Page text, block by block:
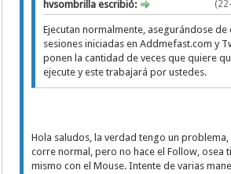
hvsombrilla escribió:
Ejecutan normalmente, asegurándose de
sesiones iniciadas en Addmefast.com y
ponen la cantidad de veces que quiere
ejecute y este trabajará por ustedes.
Hola saludos, la verdad tengo un problema,
corre normal, pero no hace el Follow, osea
mismo con el Mouse. Intente de varias